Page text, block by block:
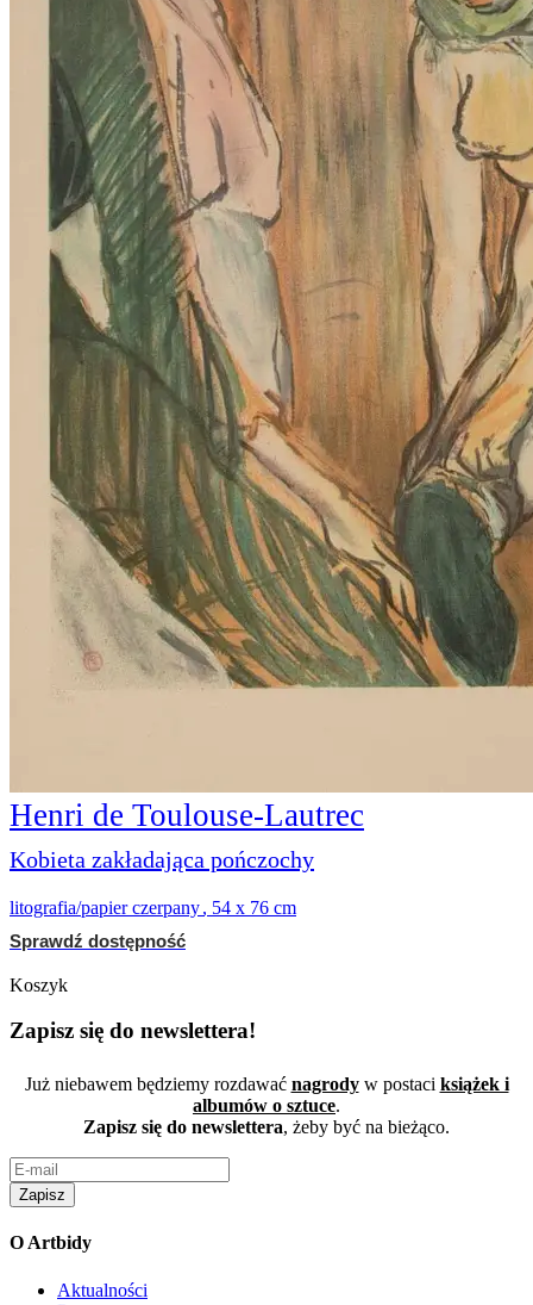
Henri de Toulouse-Lautrec
Kobieta zakładająca pończochy
litografia/papier czerpany, 54 x 76 cm
Sprawdź dostępność
Koszyk
Zapisz się do newslettera!
Już niebawem będziemy rozdawać nagrodyw postaci książek i
albumów o sztuce.
Zapisz się do newslettera, żeby być na bieżąco.
Zapisz
O Artbidy
Aktualności